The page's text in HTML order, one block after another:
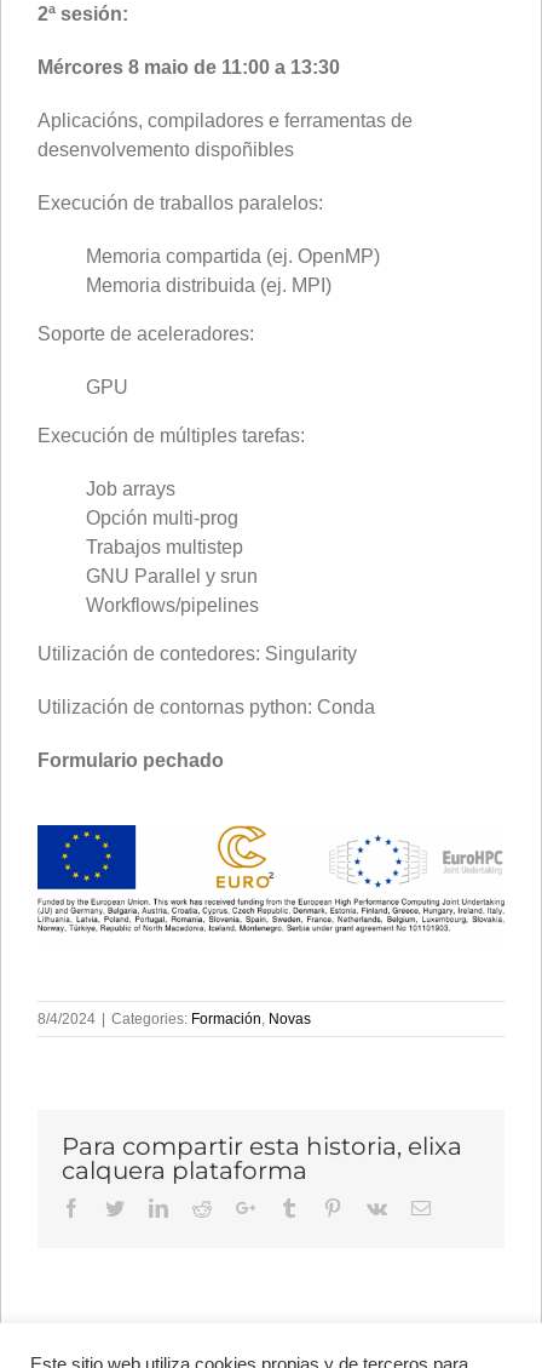
2ª sesión:
Mércores 8 maio de 11:00 a 13:30
Aplicacións, compiladores e ferramentas de
desenvolvemento dispoñibles
Execución de traballos paralelos:
Memoria compartida (ej. OpenMP)
Memoria distribuida (ej. MPI)
Soporte de aceleradores:
GPU
Execución de múltiples tarefas:
Job arrays
Opción multi-prog
Trabajos multistep
GNU Parallel y srun
Workflows/pipelines
Utilización de contedores: Singularity
Utilización de contornas python: Conda
Formulario pechado
8/4/2024 Categories: Formación, Novas
Para compartir esta historia, elixa
calquera plataforma
Facebook
TwitterLinkedIn
RedditGoogle+Tumblr Pinterest
Vk Email